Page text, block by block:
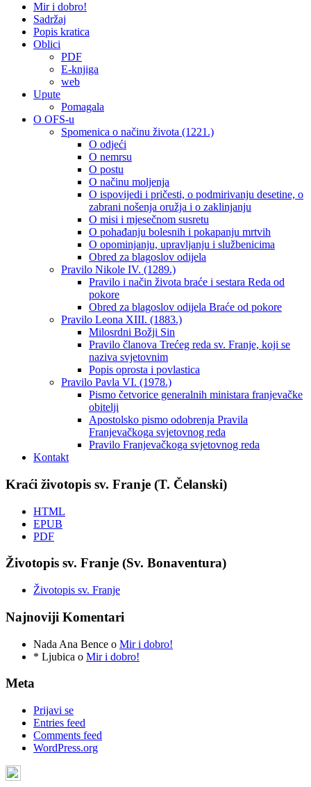
Mir i dobro!
Sadržaj
Popis kratica
Oblici
PDF
E-knjiga
web
Upute
Pomagala
O OFS-u
Spomenica o načinu života (1221.)
O odjeći
O nemrsu
O postu
O načinu moljenja
O ispovijedi i pričesti, o podmirivanju desetine, o
zabrani nošenja oružja i o zaklinjanju
O misi i mjesečnom susretu
O pohađanju bolesnih i pokapanju mrtvih
O opominjanju, upravljanju i službenicima
Obred za blagoslov odijela
Pravilo Nikole IV. (1289.)
Pravilo i način života braće i sestara Reda od
pokore
Obred za blagoslov odijela Braće od pokore
Pravilo Leona XIII. (1883.)
Milosrdni Božji Sin
Pravilo članova Trećeg reda sv. Franje, koji se
naziva svjetovnim
Popis oprosta i povlastica
Pravilo Pavla VI. (1978.)
Pismo četvorice generalnih ministara franjevačke
obitelji
Apostolsko pismo odobrenja Pravila
Franjevačkoga svjetovnog reda
Pravilo Franjevačkoga svjetovnog reda
Kontakt
Kraći životopis sv. Franje (T. Čelanski)
HTML
EPUB
PDF
Životopis sv. Franje (Sv. Bonaventura)
Životopis sv. Franje
Najnoviji Komentari
Nada Ana Bence o Mir i dobro!
* Ljubica o Mir i dobro!
Meta
Prijavi se
Entries feed
Comments feed
WordPress.org